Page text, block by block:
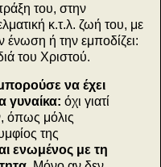
του, στην
κ.τ.λ. ζωή του, με
ένωση ή την εμποδίζει:
του Χριστού.
να έχει
γυναίκα: όχι γιατί
όπως μόλις
της
ενωμένος με τη